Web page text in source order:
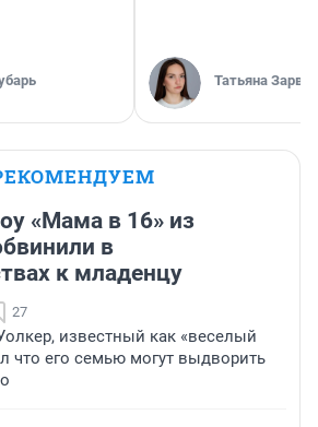
Татьяна Зарва
«Мама в 16» из
в
к младенцу
27
известный как «веселый
что его семью могут выдворить